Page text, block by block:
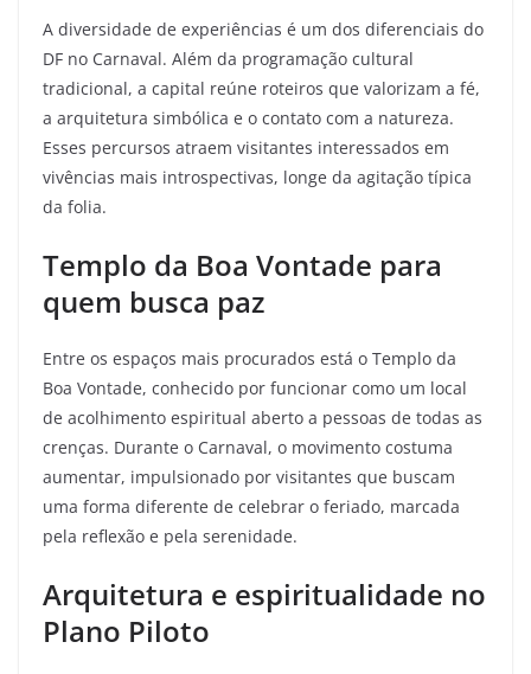
A diversidade de experiências é um dos diferenciais do
DF no Carnaval. Além da programação cultural
tradicional, a capital reúne roteiros que valorizam a fé,
a arquitetura simbólica e o contato com a natureza.
Esses percursos atraem visitantes interessados em
vivências mais introspectivas, longe da agitação típica
da folia.
Templo da Boa Vontade para
quem busca paz
Entre os espaços mais procurados está o Templo da
Boa Vontade, conhecido por funcionar como um local
de acolhimento espiritual aberto a pessoas de todas as
crenças. Durante o Carnaval, o movimento costuma
aumentar, impulsionado por visitantes que buscam
uma forma diferente de celebrar o feriado, marcada
pela reflexão e pela serenidade.
Arquitetura e espiritualidade no
Plano Piloto